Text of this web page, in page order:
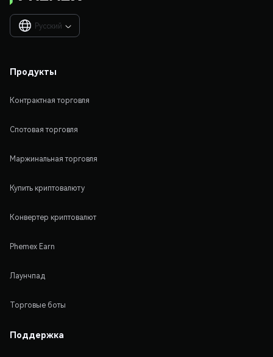
Русский 
Продукты
Контрактная торговля
Спотовая торговля
Маржинальная торговля
Купить криптовалюту
Конвертер криптовалют
Phemex Earn
Лаунчпад
Торговые боты
Поддержка